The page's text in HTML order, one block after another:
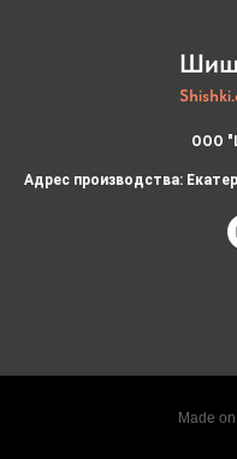
ООО
Адрес производства:
Made on